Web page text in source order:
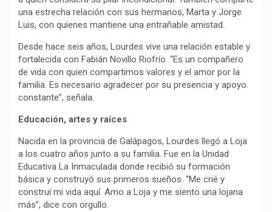
una estrecha relación con sus hermanos, Marta y Jorge
Luis, con quienes mantiene una entrañable amistad.
Desde hace seis años, Lourdes vive una relación estable y
fortalecida con Fabián Novillo Riofrío. “Es un compañero
de vida con quien compartimos valores y el amor por la
familia. Es necesario agradecer por su presencia y apoyo
constante”, señala.
Educación, artes y raíces
Nacida en la provincia de Galápagos, Lourdes llegó a Loja
a los cuatro años junto a su familia. Fue en la Unidad
Educativa La Inmaculada donde recibió su formación
básica y construyó sus primeros sueños. “Me crié y
construí mi vida aquí. Amo a Loja y me siento una lojana
más”, dice con orgullo.